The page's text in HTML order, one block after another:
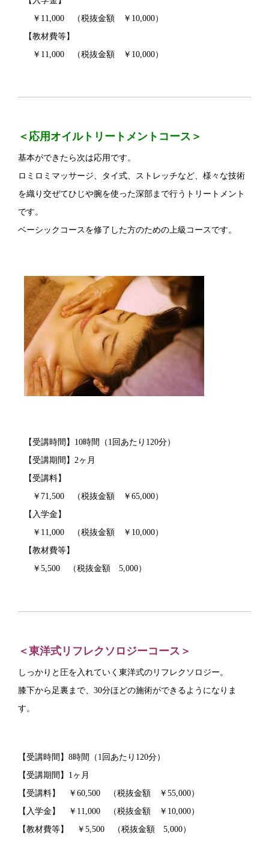
￥11,000 （税抜金額 ￥10,000）
【教材費等】
￥11,000 （税抜金額 ￥10,000）
＜応用オイルトリートメントコース＞
基本ができたら次は応用です。
ロミロミマッサージ、タイ式、ストレッチなど、様々な技術
を織り交ぜてひじや腕を使った深部まで行うトリートメント
です。
ベーシックコースを修了した方のための上級コースです。
【受講時間】10時間（1回あたり120分）
【受講期間】2ヶ月
【受講料】
￥71,500 （税抜金額 ￥65,000）
【入学金】
￥11,000 （税抜金額 ￥10,000）
【教材費等】
￥5,500 （税抜金額 5,000）
＜東洋式リフレクソロジーコース＞
しっかりと圧を入れていく東洋式のリフレクソロジー。
膝下から足裏まで、30分ほどの施術ができるようになりま
す 。
【受講時間】8時間（1回あたり120分）
【受講期間】1ヶ月
【受講料】 ￥60,500 （税抜金額 ￥55,000）
【入学金】 ￥11,000 （税抜金額 ￥10,000）
【教材費等】 ￥5,500 （税抜金額 5,000）